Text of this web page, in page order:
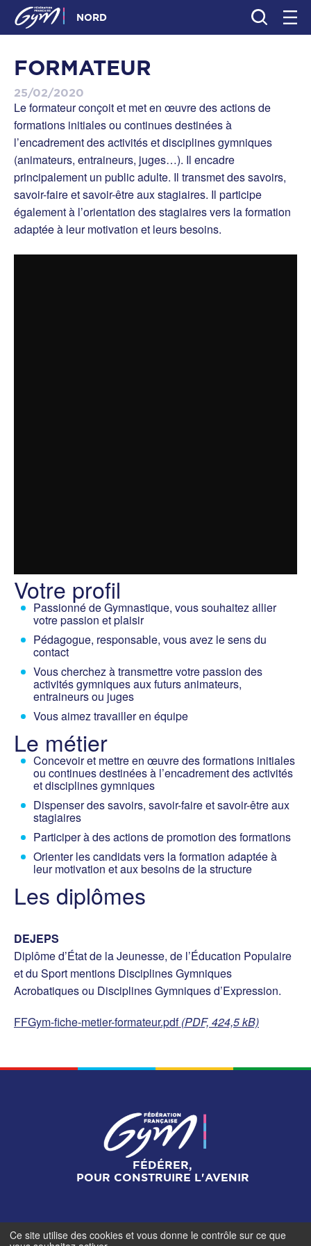
NORD
FORMATEUR
25/02/2020
Le formateur conçoit et met en œuvre des actions de
formations initiales ou continues destinées à
l’encadrement des activités et disciplines gymniques
(animateurs, entraineurs, juges…). Il encadre
principalement un public adulte. Il transmet des savoirs,
savoir-faire et savoir-être aux stagiaires. Il participe
également à l’orientation des stagiaires vers la formation
adaptée à leur motivation et leurs besoins.
Votre profil
Passionné de Gymnastique, vous souhaitez allier
votre passion et plaisir
Pédagogue, responsable, vous avez le sens du
contact
Vous cherchez à transmettre votre passion des
activités gymniques aux futurs animateurs,
entraineurs ou juges
Vous aimez travailler en équipe
Le métier
Concevoir et mettre en œuvre des formations initiales
ou continues destinées à l’encadrement des activités
et disciplines gymniques
Dispenser des savoirs, savoir-faire et savoir-être aux
stagiaires
Participer à des actions de promotion des formations
Orienter les candidats vers la formation adaptée à
leur motivation et aux besoins de la structure
Les diplômes
DEJEPS
Diplôme d’État de la Jeunesse, de l’Éducation Populaire
et du Sport mentions Disciplines Gymniques
Acrobatiques ou Disciplines Gymniques d’Expression.
FFGym-fiche-metier-formateur.pdf(PDF, 424,5 kB)
FÉDÉRER,
POUR CONSTRUIRE L'AVENIR
Ce site utilise des cookies et vous donne le contrôle sur ce que